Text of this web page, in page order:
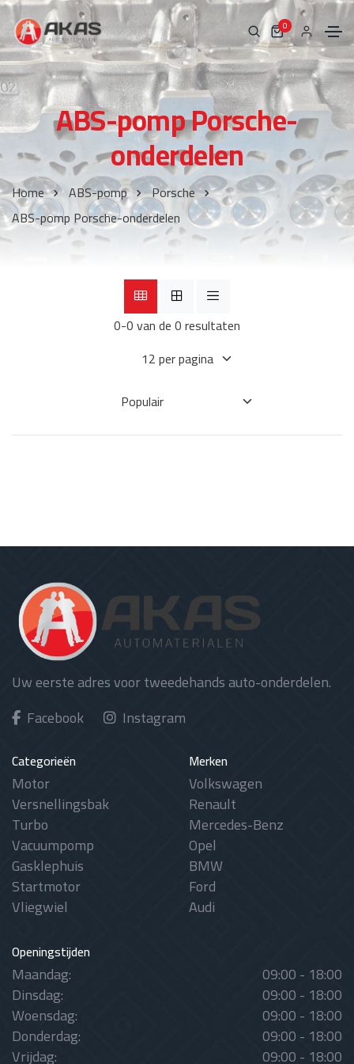
0
ABS-pomp Porsche-
onderdelen
Home ABS-pomp
Porsche
ABS-pomp Porsche-onderdelen
0-0 van de 0 resultaten
Uw eerste adres voor tweedehands auto-onderdelen.
Facebook
Instagram
Categorieën
Motor
Versnellingsbak
Turbo
Vacuumpomp
Gasklephuis
Startmotor
Vliegwiel
Merken
Volkswagen
Renault
Mercedes-Benz
Opel
BMW
Ford
Audi
Openingstijden
Maandag: 09:00 - 18:00
Dinsdag: 09:00 - 18:00
Woensdag: 09:00 - 18:00
Donderdag: 09:00 - 18:00
Vrijdag: 09:00 - 18:00